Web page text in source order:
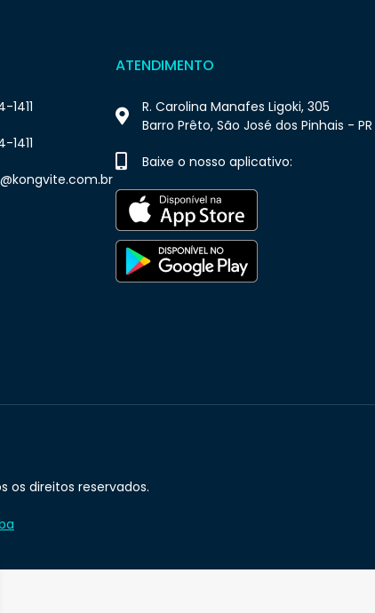
1411
1411
ATENDIMENTO
R. Carolina Manafes Ligoki, 305
Barro Prêto, São José dos Pinhais - PR
Baixe o nosso aplicativo:
os direitos reservados.